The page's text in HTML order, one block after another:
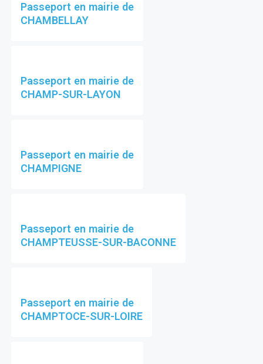
Passeport en mairie de
CHAMBELLAY
Passeport en mairie de
CHAMP-SUR-LAYON
Passeport en mairie de
CHAMPIGNE
Passeport en mairie de
CHAMPTEUSSE-SUR-BACONNE
Passeport en mairie de
CHAMPTOCE-SUR-LOIRE